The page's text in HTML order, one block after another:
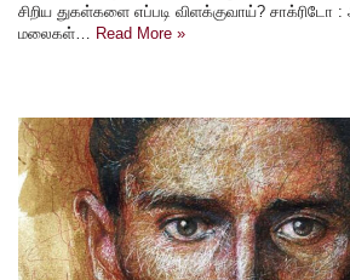
சிறிய துகள்களை எப்படி விளக்குவாய்?
மலைகள்…
Read More »